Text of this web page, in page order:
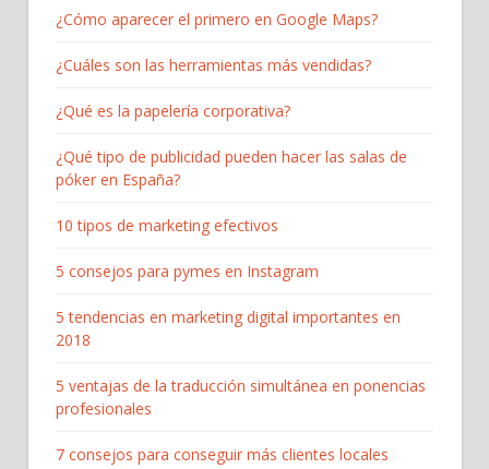
¿Cómo aparecer el primero en Google Maps?
¿Cuáles son las herramientas más vendidas?
¿Qué es la papelería corporativa?
¿Qué tipo de publicidad pueden hacer las salas de
póker en España?
10 tipos de marketing efectivos
5 consejos para pymes en Instagram
5 tendencias en marketing digital importantes en
2018
5 ventajas de la traducción simultánea en ponencias
profesionales
7 consejos para conseguir más clientes locales